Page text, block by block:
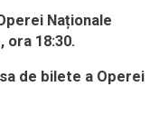
Naționale
ora 18:30.
de bilete a Operei